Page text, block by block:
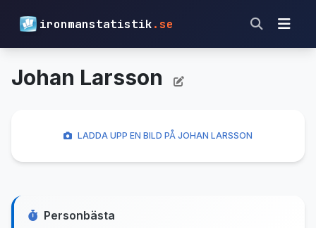
ironmanstatistik.se
Johan Larsson
Personbästa
LADDA UPP EN BILD PÅ JOHAN LARSSON